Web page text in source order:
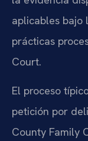
aplicables bajo
prácticas
Court.
El proceso
petición por
County Family